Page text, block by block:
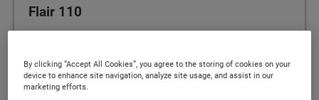
Flair 110
By clicking “Accept All Cookies”, you agree to the storing of cookies on your
device to enhance site navigation, analyze site usage, and assist in our
marketing efforts.